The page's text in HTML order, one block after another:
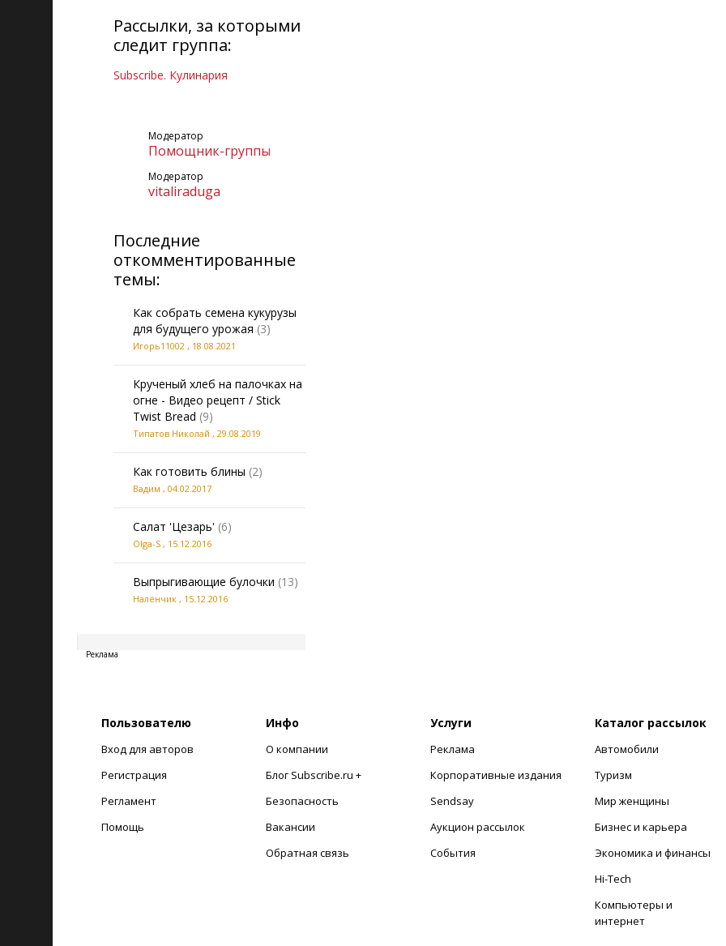
Рассылки, за которыми
следит группа:
Subscribe. Кулинария
Модератор
Помощник-группы
Модератор
vitaliraduga
Последние
откомментированные
темы:
Как собрать семена кукурузы
для будущего урожая (3)
Игорь11002 , 18.08.2021
Крученый хлеб на палочках на
огне - Видео рецепт / Stick
Twist Bread (9)
Типатов Николай , 29.08.2019
Как готовить блины (2)
Вадим , 04.02.2017
Салат 'Цезарь' (6)
Olga-S , 15.12.2016
Выпрыгивающие булочки (13)
Налёнчик , 15.12.2016
Реклама
Пользователю
Вход для авторов
Регистрация
Регламент
Помощь
Инфо
О компании
Блог Subscribe.ru +
Безопасность
Вакансии
Обратная связь
Услуги
Реклама
Корпоративные издания
Sendsay
Аукцион рассылок
События
Каталог рассылок
Автомобили
Туризм
Мир женщины
Бизнес и карьера
Экономика и финансы
Hi-Tech
Компьютеры и
интернет